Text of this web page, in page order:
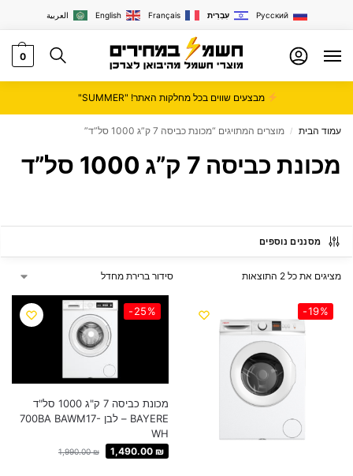
العربية English Français עִבְרִית Русский
0
מבצעים שווים בכל מחלקות האתר! "SUMMER"
עמוד הבית / מוצרים המתויגים “מכונת כביסה 7 ק”ג 1000 סל”ד”
מכונת כביסה 7 ק”ג 1000 סל”ד
מסננים נוספים
מציגים את כל ⁦2⁩ התוצאות
-19%
-25%
מכונת כביסה 7 ק"ג 1000 סל"ד
BAYERE – לבן 700BA BAWM17-
WH
1,990.00₪ 1,490.00 ₪